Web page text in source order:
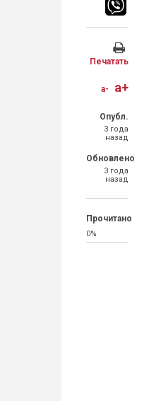
Печатать
a- a+
Опубл.
3 года
назад
Обновлено
3 года
назад
Прочитано
0%